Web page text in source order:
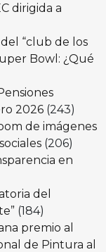
dirigida a
“club de los
Bowl: ¿Qué
2026 (243)
de imágenes
(206)
en
del
(184)
premio al
de Pintura al